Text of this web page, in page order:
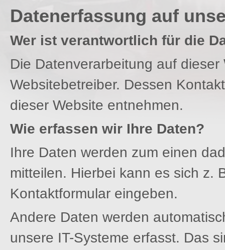
Datenerfassung auf
Wer ist verantwortlich für die
Die Datenverarbeitung auf
Websitebetreiber. Dessen
dieser Website entnehmen.
Wie erfassen wir Ihre Daten?
Ihre Daten werden zum einen
mitteilen. Hierbei kann es sich z.
Kontaktformular eingeben.
Andere Daten werden
unsere IT-Systeme erfasst. Das